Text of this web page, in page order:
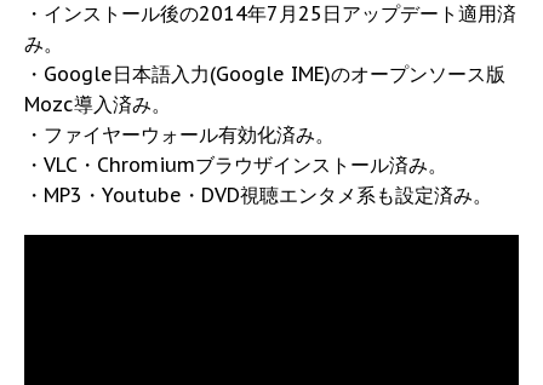
・インストール後の2014年7月25日アップデート適用済
み。
・Google日本語入力(Google IME)のオープンソース版
Mozc導入済み。
・ファイヤーウォール有効化済み。
・VLC・Chromiumブラウザインストール済み。
・MP3・Youtube・DVD視聴エンタメ系も設定済み。